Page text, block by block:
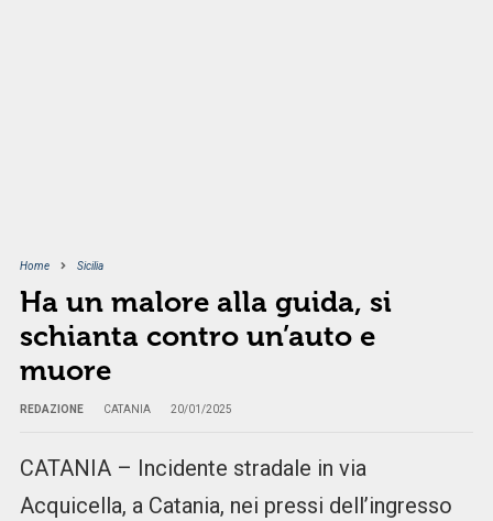
Home Sicilia
Ha un malore alla guida, si
schianta contro un’auto e
muore
REDAZIONE CATANIA 20/01/2025
CATANIA – Incidente stradale in via
Acquicella, a Catania, nei pressi dell’ingresso